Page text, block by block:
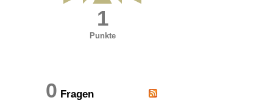
1
Punkte
0 Fragen